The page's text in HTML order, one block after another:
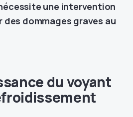
une intervention
des dommages graves au
du voyant